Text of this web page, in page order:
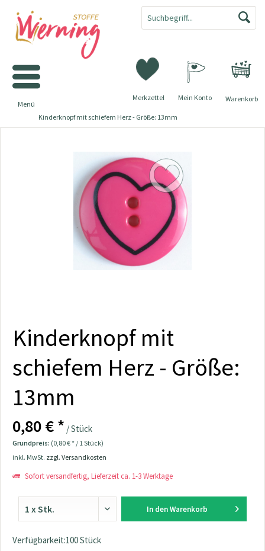
Warenkorb
Merkzettel Mein Konto
Menü
Kinderknopf mit schiefem Herz - Größe: 13mm
Kinderknopf mit
schiefem Herz - Größe:
13mm
0,80 € * / Stück
Grundpreis: (0,80 € * / 1 Stück)
inkl. MwSt. zzgl. Versandkosten
Sofort versandfertig, Lieferzeit ca. 1-3 Werktage
In den Warenkorb
Verfügbarkeit:100 Stück